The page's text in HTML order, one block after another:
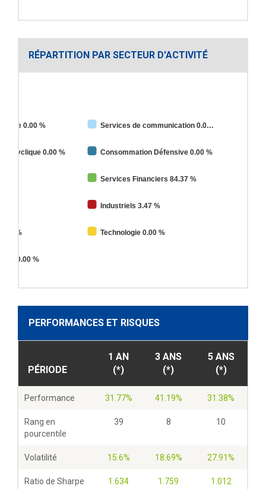
RÉPARTITION PAR SECTEUR D'ACTIVITÉ
Base 0.00 % Services de communication 0.0
Cyclique 0.00 % Consommation Défensive 0.00 %
Services Financiers 84.37 %
Industriels 3.47 %
% Technologie 0.00 %
0.00 %
PERFORMANCES ET RISQUES
PÉRIODE
1 AN
(*)
3 ANS
(*)
5 ANS
(*)
Performance 31.77% 41.19% 31.38%
Rang en
pourcentile
39 8 10
Volatilité 15.6% 18.69% 27.91%
Ratio de Sharpe 1.634 1.759 1.012